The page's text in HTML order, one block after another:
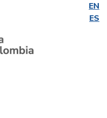
EN
ES